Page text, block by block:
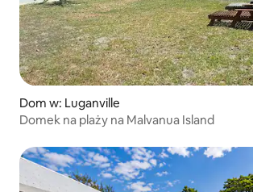
Dom w: Luganville
Domek na plaży na Malvanua Island